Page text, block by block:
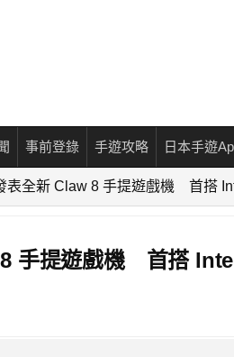
事前登錄 手遊攻略 日本手遊
表全新 Claw 8 手提遊戲機 首搭
手提遊戲機 首搭